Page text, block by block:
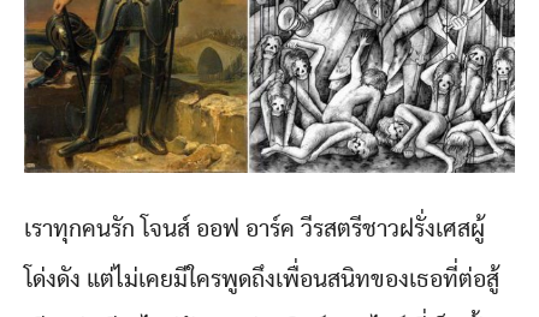
เราทุกคนรัก โจนส์ ออฟ อาร์ค วีรสตรีชาวฝรั่งเศสผู้
โด่งดัง แต่ไม่เคยมีใครพูดถึงเพื่อนสนิทของเธอที่ต่อสู้